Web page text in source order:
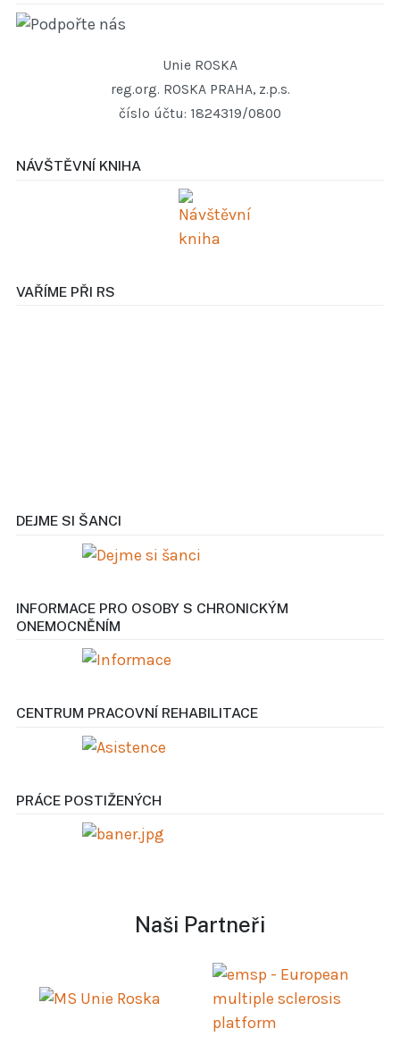
Unie ROSKA
reg.org. ROSKA PRAHA, z.p.s.
číslo účtu: 1824319/0800
NÁVŠTĚVNÍ KNIHA
VAŘÍME PŘI RS
DEJME SI ŠANCI
INFORMACE PRO OSOBY S CHRONICKÝM
ONEMOCNĚNÍM
CENTRUM PRACOVNÍ REHABILITACE
PRÁCE POSTIŽENÝCH
Naši Partneři